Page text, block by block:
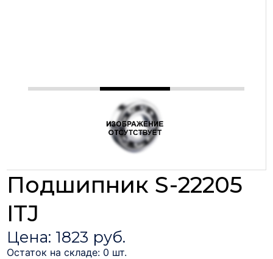
Подшипник S-22205
ITJ
Цена: 1823 руб.
Остаток на складе: 0 шт.